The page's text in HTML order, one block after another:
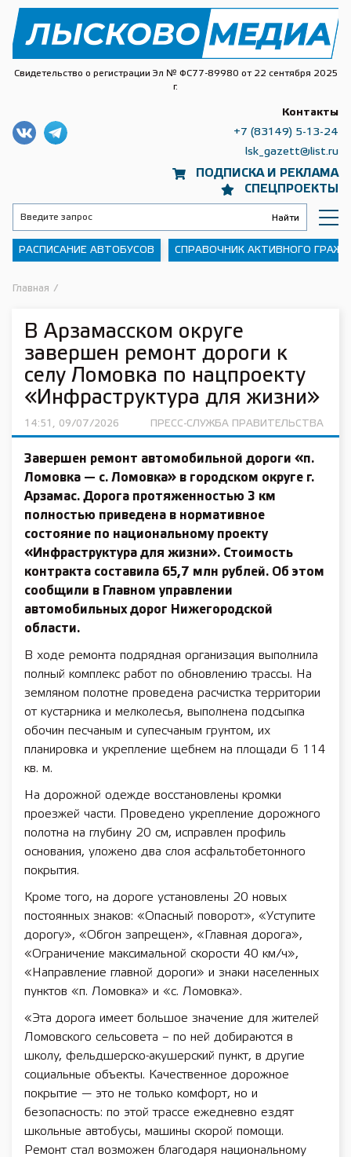
Свидетельство о регистрации Эл № ФС77-89980 от 22 сентября 2025
г.
ПОДПИСКА И РЕКЛАМА
СПЕЦПРОЕКТЫ
Контакты
+7 (83149) 5-13-24
lsk_gazett@list.ru
РАСПИСАНИЕ АВТОБУСОВ СПРАВОЧНИК АКТИВНОГО
Главная /
В Арзамасском округе
завершен ремонт дороги к
селу Ломовка по нацпроекту
«Инфраструктура для жизни»
14:51, 09/07/2026 ПРЕСС-СЛУЖБА ПРАВИТЕЛЬСТВА
Завершен ремонт автомобильной дороги «п.
Ломовка — с. Ломовка» в городском округе г.
Арзамас. Дорога протяженностью 3 км
полностью приведена в нормативное
состояние по национальному проекту
«Инфраструктура для жизни». Стоимость
контракта составила 65,7 млн рублей. Об этом
сообщили в Главном управлении
автомобильных дорог Нижегородской
области.
В ходе ремонта подрядная организация выполнила
полный комплекс работ по обновлению трассы. На
земляном полотне проведена расчистка территории
от кустарника и мелколесья, выполнена подсыпка
обочин песчаным и супесчаным грунтом, их
планировка и укрепление щебнем на площади 6 114
кв. м.
На дорожной одежде восстановлены кромки
проезжей части. Проведено укрепление дорожного
полотна на глубину 20 см, исправлен профиль
основания, уложено два слоя асфальтобетонного
покрытия.
Кроме того, на дороге установлены 20 новых
постоянных знаков: «Опасный поворот», «Уступите
дорогу», «Обгон запрещен», «Главная дорога»,
«Ограничение максимальной скорости 40 км/ч»,
«Направление главной дороги» и знаки населенных
пунктов «п. Ломовка» и «с. Ломовка».
«Эта дорога имеет большое значение для жителей
Ломовского сельсовета – по ней добираются в
школу, фельдшерско-акушерский пункт, в другие
социальные объекты. Качественное дорожное
покрытие — это не только комфорт, но и
безопасность: по этой трассе ежедневно ездят
школьные автобусы, машины скорой помощи.
Ремонт стал возможен благодаря национальному